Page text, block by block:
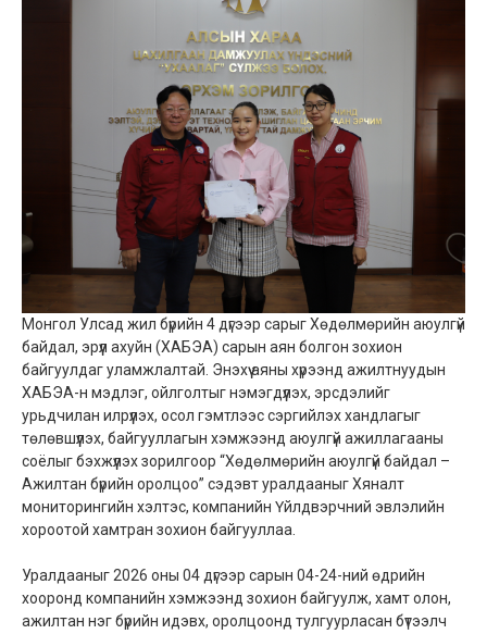
Монгол Улсад жил бүрийн 4 дүгээр сарыг Хөдөлмөрийн аюулгүй
байдал, эрүүл ахуйн (ХАБЭА) сарын аян болгон зохион
байгуулдаг уламжлалтай. Энэхүү аяны хүрээнд ажилтнуудын
ХАБЭА-н мэдлэг, ойлголтыг нэмэгдүүлэх, эрсдэлийг
урьдчилан илрүүлэх, осол гэмтлээс сэргийлэх хандлагыг
төлөвшүүлэх, байгууллагын хэмжээнд аюулгүй ажиллагааны
соёлыг бэхжүүлэх зорилгоор “Хөдөлмөрийн аюулгүй байдал –
Ажилтан бүрийн оролцоо” сэдэвт уралдааныг Хяналт
мониторингийн хэлтэс, компанийн Үйлдвэрчний эвлэлийн
хороотой хамтран зохион байгууллаа.
Уралдааныг 2026 оны 04 дүгээр сарын 04-24-ний өдрийн
хооронд компанийн хэмжээнд зохион байгуулж, хамт олон,
ажилтан нэг бүрийн идэвх, оролцоонд тулгуурласан бүтээлч